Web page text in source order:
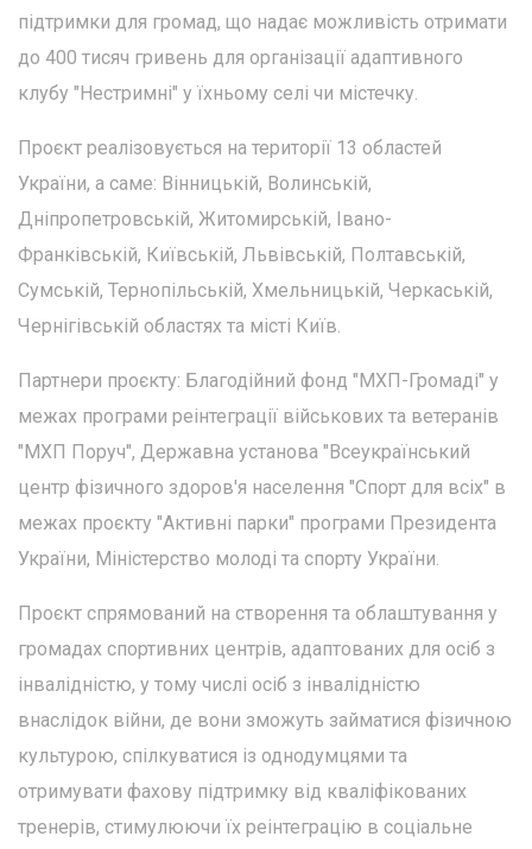
підтримки для громад, що надає можливість отримати
до 400 тисяч гривень для організації адаптивного
клубу "Нестримні" у їхньому селі чи містечку.
Проєкт реалізовується на території 13 областей
України, а саме: Вінницькій, Волинській,
Дніпропетровській, Житомирській, Івано-
Франківській, Київській, Львівській, Полтавській,
Сумській, Тернопільській, Хмельницькій, Черкаській,
Чернігівській областях та місті Київ.
Партнери проєкту: Благодійний фонд "МХП-Громаді" у
межах програми реінтеграції військових та ветеранів
"МХП Поруч", Державна установа "Всеукраїнський
центр фізичного здоров'я населення "Спорт для всіх" в
межах проєкту "Активні парки" програми Президента
України, Міністерство молоді та спорту України.
Проєкт спрямований на створення та облаштування у
громадах спортивних центрів, адаптованих для осіб з
інвалідністю, у тому числі осіб з інвалідністю
внаслідок війни, де вони зможуть займатися фізичною
культурою, спілкуватися із однодумцями та
отримувати фахову підтримку від кваліфікованих
тренерів, стимулюючи їх реінтеграцію в соціальне